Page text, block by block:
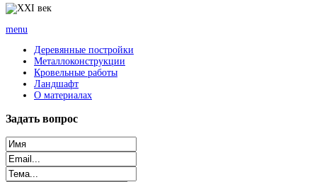
menu
Деревянные постройки
Металлоконструкции
Кровельные работы
Ландшафт
О материалах
Задать вопрос